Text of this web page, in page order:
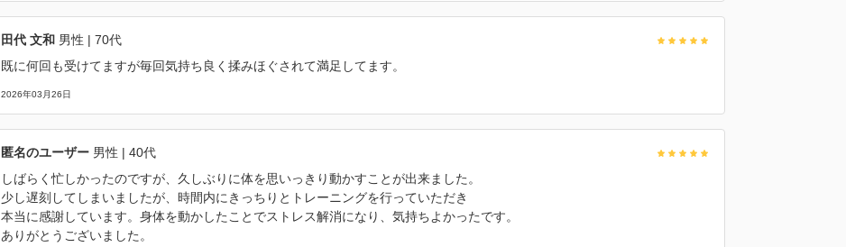
田代 文和 男性 | 70代
既に何回も受けてますが毎回気持ち良く揉みほぐされて満足してます。
2026年03月26日
匿名のユーザー 男性 | 40代
しばらく忙しかったのですが、久しぶりに体を思いっきり動かすことが出来ました。
少し遅刻してしまいましたが、時間内にきっちりとトレーニングを行っていただき
本当に感謝しています。身体を動かしたことでストレス解消になり、気持ちよかったです。
ありがとうございました。